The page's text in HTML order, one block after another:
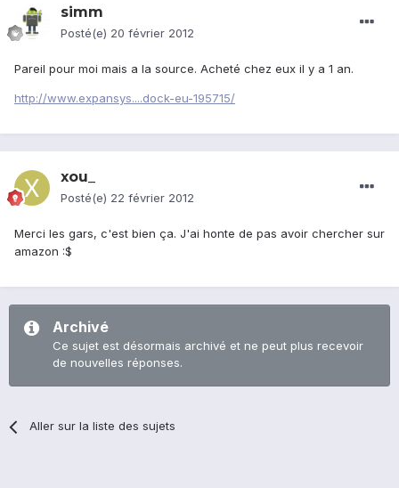
simm
Posté(e) 20 février 2012
Pareil pour moi mais a la source. Acheté chez eux il y a 1 an.
http://www.expansys....dock-eu-195715/
xou_
Posté(e) 22 février 2012
Merci les gars, c'est bien ça. J'ai honte de pas avoir chercher sur
amazon :$
Archivé
Ce sujet est désormais archivé et ne peut plus recevoir
de nouvelles réponses.
Aller sur la liste des sujets